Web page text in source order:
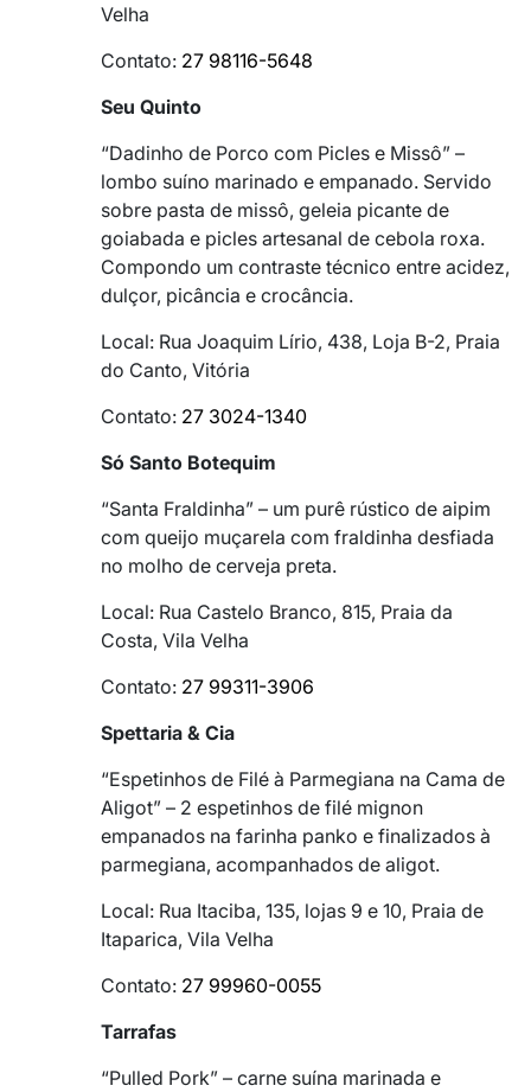
Velha
Contato: 27 98116-5648
Seu Quinto
“Dadinho de Porco com Picles e Missô” –
lombo suíno marinado e empanado. Servido
sobre pasta de missô, geleia picante de
goiabada e picles artesanal de cebola roxa.
Compondo um contraste técnico entre acidez,
dulçor, picância e crocância.
Local: Rua Joaquim Lírio, 438, Loja B-2, Praia
do Canto, Vitória
Contato: 27 3024-1340
Só Santo Botequim
“Santa Fraldinha” – um purê rústico de aipim
com queijo muçarela com fraldinha desfiada
no molho de cerveja preta.
Local: Rua Castelo Branco, 815, Praia da
Costa, Vila Velha
Contato: 27 99311-3906
Spettaria & Cia
“Espetinhos de Filé à Parmegiana na Cama de
Aligot” – 2 espetinhos de filé mignon
empanados na farinha panko e finalizados à
parmegiana, acompanhados de aligot.
Local: Rua Itaciba, 135, lojas 9 e 10, Praia de
Itaparica, Vila Velha
Contato: 27 99960-0055
Tarrafas
“Pulled Pork” – carne suína marinada e